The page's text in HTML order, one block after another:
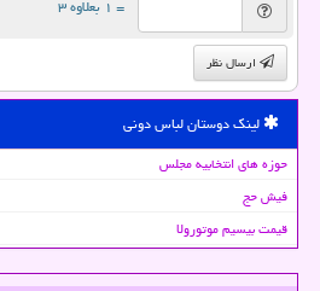
= ۱ بعلاوه ۳
ارسال نظر
لینک دوستان لباس دونی
حوزه های انتخابیه مجلس
فیش حج
قیمت بیسیم موتورولا